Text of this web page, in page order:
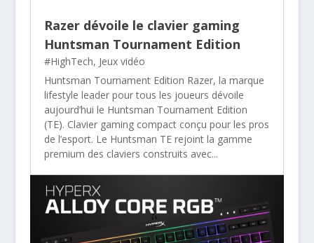
Razer dévoile le clavier gaming
Huntsman Tournament Edition
#HighTech, Jeux vidéo
Huntsman Tournament Edition Razer, la marque
lifestyle leader pour tous les joueurs dévoile
aujourd’hui le Huntsman Tournament Edition
(TE). Clavier gaming compact conçu pour les pros
de l’esport. Le Huntsman TE rejoint la gamme
premium des claviers construits avec...